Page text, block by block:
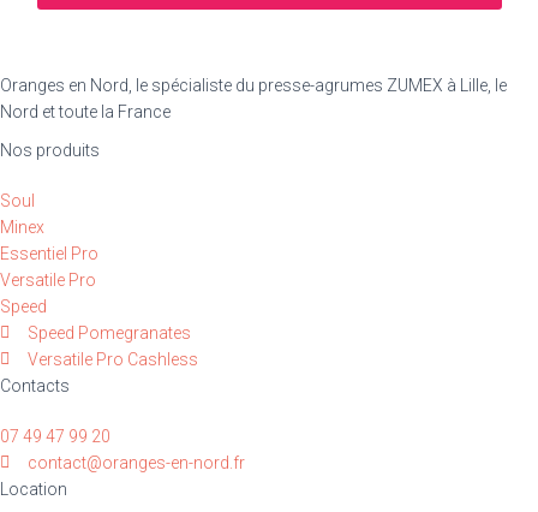
Oranges en Nord, le spécialiste du presse-agrumes ZUMEX à Lille, le
Nord et toute la France
Nos produits
Soul
Minex
Essentiel Pro
Versatile Pro
Speed
Speed Pomegranates
Versatile Pro Cashless
Contacts
07 49 47 99 20
contact@oranges-en-nord.fr
Location